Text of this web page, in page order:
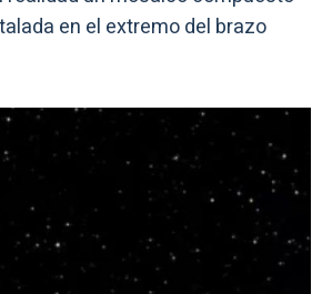
en el extremo del brazo